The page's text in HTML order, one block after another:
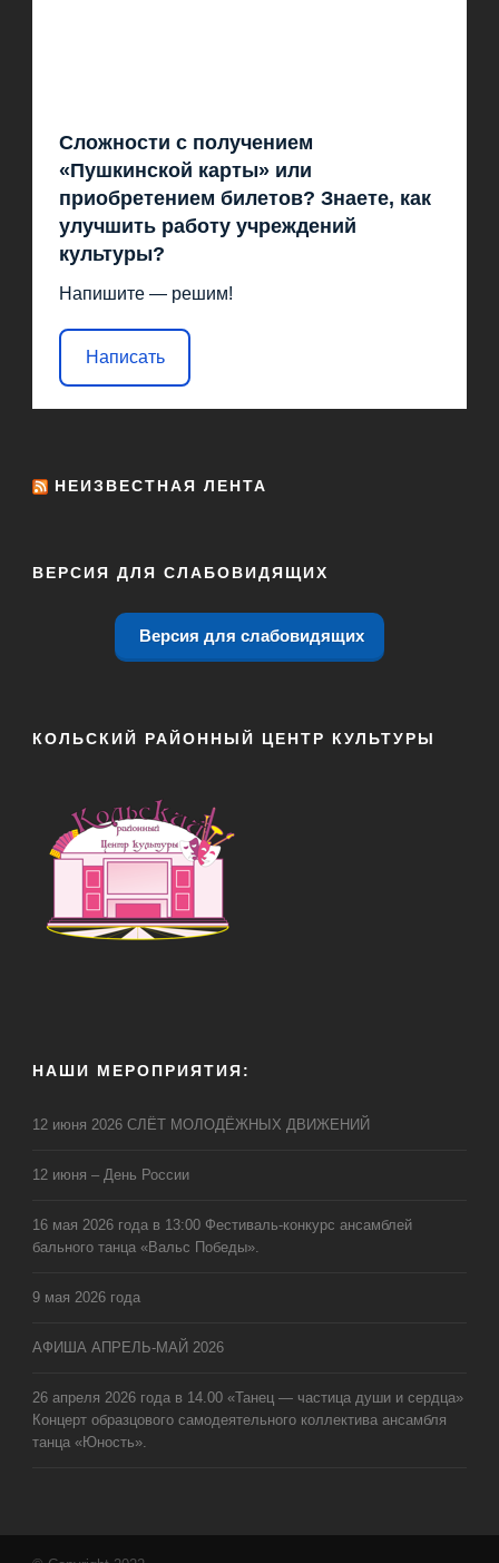
Сложности с получением
«Пушкинской карты» или
приобретением билетов? Знаете, как
улучшить работу учреждений
культуры?
Напишите — решим!
Написать
НЕИЗВЕСТНАЯ ЛЕНТА
ВЕРСИЯ ДЛЯ СЛАБОВИДЯЩИХ
Версия для слабовидящих
КОЛЬСКИЙ РАЙОННЫЙ ЦЕНТР КУЛЬТУРЫ
НАШИ МЕРОПРИЯТИЯ:
12 июня 2026 СЛЁТ МОЛОДЁЖНЫХ ДВИЖЕНИЙ
12 июня – День России
16 мая 2026 года в 13:00 Фестиваль-конкурс ансамблей
бального танца «Вальс Победы».
9 мая 2026 года
АФИША АПРЕЛЬ-МАЙ 2026
26 апреля 2026 года в 14.00 «Танец — частица души и сердца»
Концерт образцового самодеятельного коллектива ансамбля
танца «Юность».